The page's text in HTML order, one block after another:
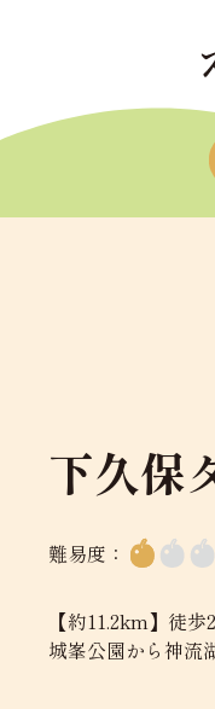
ツ
へ
下久保
難易度：
【約11.2km】徒歩
城峯公園から神流